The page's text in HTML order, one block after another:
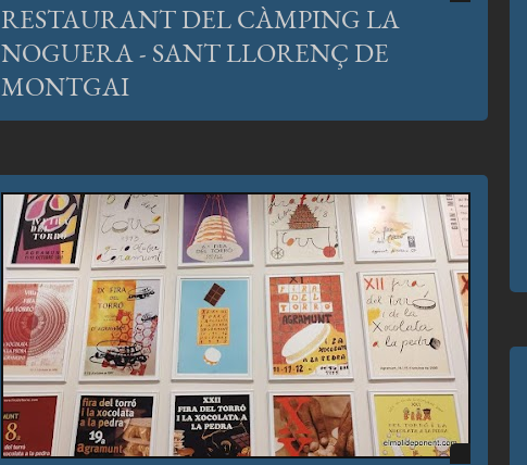
RESTAURANT DEL CÀMPING LA
NOGUERA - SANT LLORENÇ DE
MONTGAI